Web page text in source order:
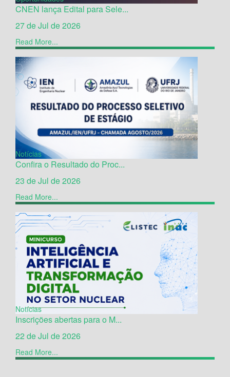
CNEN lança Edital para Sele...
27 de Jul de 2026
Read More...
Notícias
Confira o Resultado do Proc...
23 de Jul de 2026
Read More...
Notícias
Inscrições abertas para o M...
22 de Jul de 2026
Read More...